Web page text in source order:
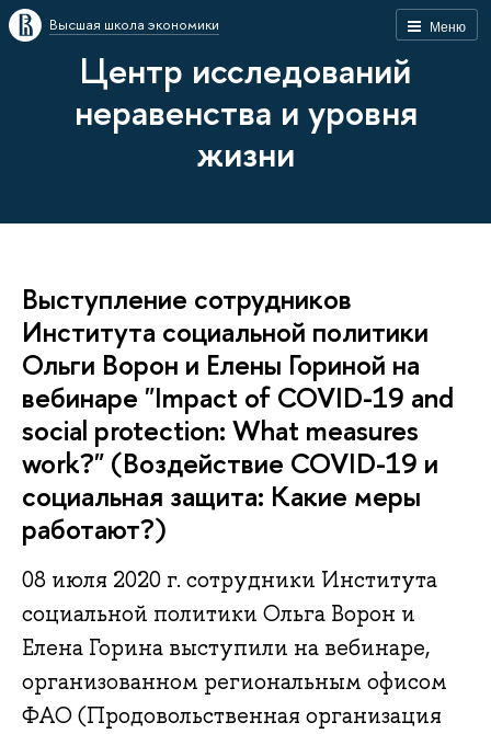
Меню
Высшая школа экономики
Центр исследований
неравенства и уровня
жизни
Выступление сотрудников
Института социальной политики
Ольги Ворон и Елены Гориной на
вебинаре "Impact of COVID-19 and
social protection: What measures
work?" (Воздействие COVID-19 и
социальная защита: Какие меры
работают?)
08 июля 2020 г. сотрудники Института
социальной политики Ольга Ворон и
Елена Горина выступили на вебинаре,
организованном региональным офисом
ФАО (Продовольственная организация